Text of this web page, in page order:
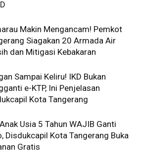
Makin Mengancam! Pemkot
Siagakan 20 Armada Air
dan Mitigasi Kebakaran
Sampai Keliru! IKD Bukan
e-KTP, Ini Penjelasan
Kota Tangerang
Usia 5 Tahun WAJIB Ganti
Disdukcapil Kota Tangerang Buka
Gratis